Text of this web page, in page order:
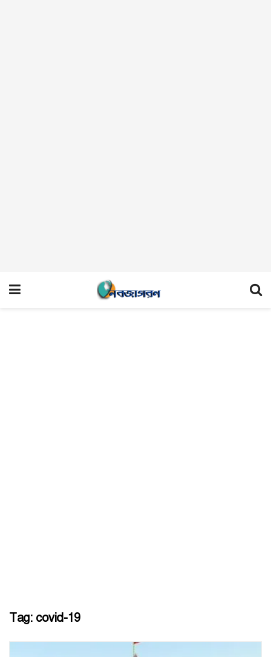
Tag: covid-19